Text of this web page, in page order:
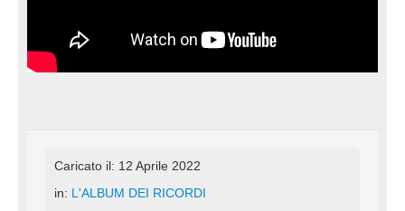
Caricato il: 12 Aprile 2022
in: L'ALBUM DEI RICORDI